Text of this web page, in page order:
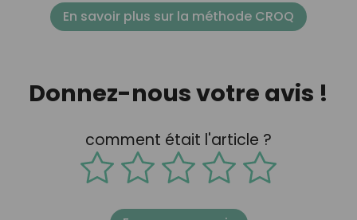
En savoir plus sur la méthode CROQ
Donnez-nous votre avis !
comment était l'article ?